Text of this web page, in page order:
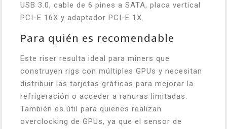
USB 3.0, cable de 6 pines a SATA, placa vertical
PCI-E 16X y adaptador PCI-E 1X.
Para quién es recomendable
Este riser resulta ideal para miners que
construyen rigs con múltiples GPUs y necesitan
distribuir las tarjetas gráficas para mejorar la
refrigeración o acceder a ranuras limitadas.
También es útil para quienes realizan
overclocking de GPUs, ya que el sensor de